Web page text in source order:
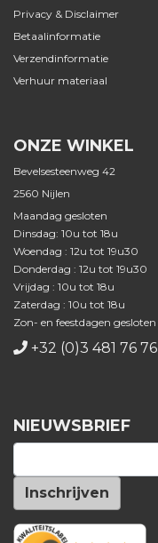
Privacy & Disclaimer
Betaalinformatie
Verzendinformatie
Verhuur materiaal
ONZE WINKEL
Bevelsesteenweg 42
2560 Nijlen
Maandag gesloten
Dinsdag: 10u tot 18u
Woendag : 12u tot 19u30
Donderdag : 12u tot 19u30
Vrijdag : 10u tot 18u
Zaterdag : 10u tot 18u
Zon- en feestdagen gesloten
+32 (0)3 481 76 76
NIEUWSBRIEF